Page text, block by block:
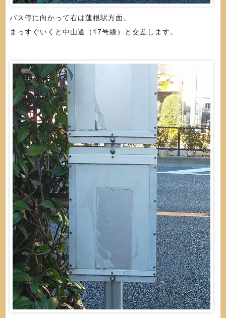
バス停に向かって右は蓮根駅方面。
まっすぐいくと中山道（17号線）と交差します。